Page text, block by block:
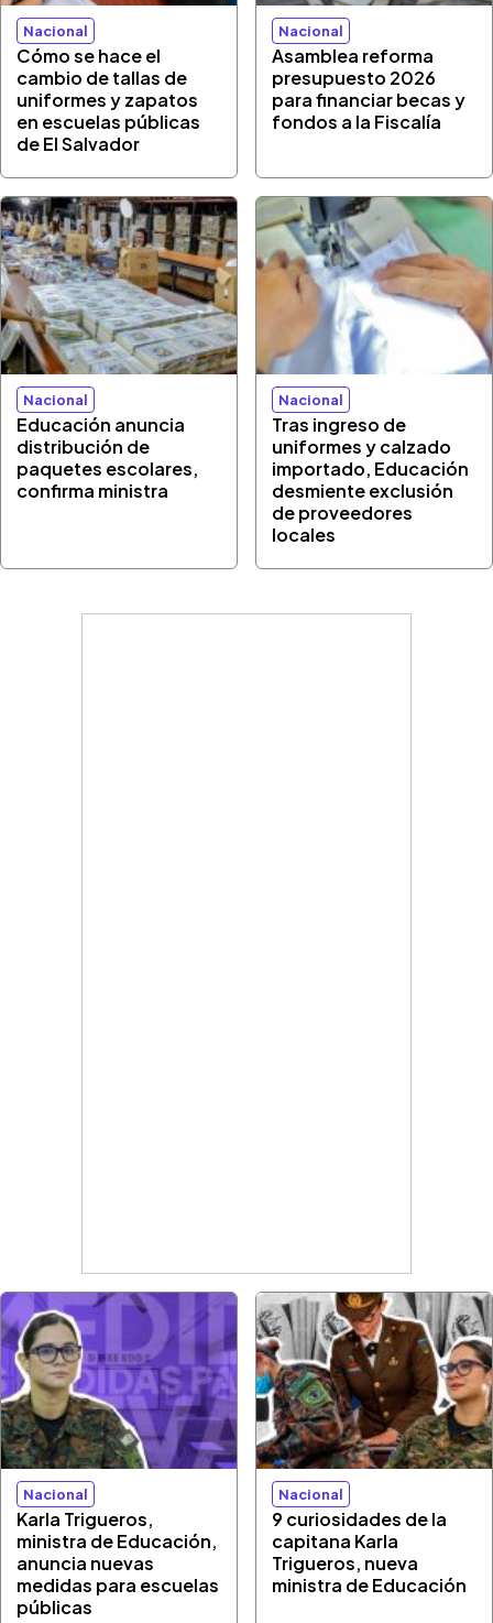
Nacional
Cómo se hace el
cambio de tallas de
uniformes y zapatos
en escuelas públicas
de El Salvador
Nacional
Asamblea reforma
presupuesto 2026
para financiar becas y
fondos a la Fiscalía
Nacional
Educación anuncia
distribución de
paquetes escolares,
confirma ministra
Nacional
Tras ingreso de
uniformes y calzado
importado, Educación
desmiente exclusión
de proveedores
locales
Nacional
Karla Trigueros,
ministra de Educación,
anuncia nuevas
medidas para escuelas
públicas
Nacional
9 curiosidades de la
capitana Karla
Trigueros, nueva
ministra de Educación